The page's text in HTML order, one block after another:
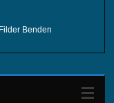
Benden